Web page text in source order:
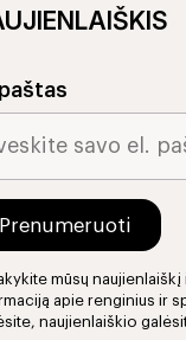
mūsų naujienlaiškį
apie renginius ir
naujienlaiškio